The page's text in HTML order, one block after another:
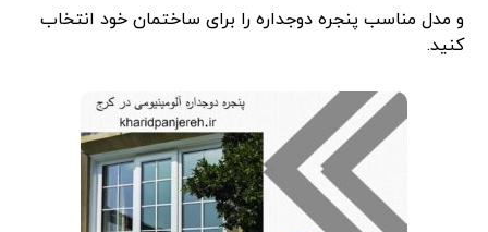
و مدل مناسب پنجره دوجداره را برای ساختمان خود انتخاب
کنید.